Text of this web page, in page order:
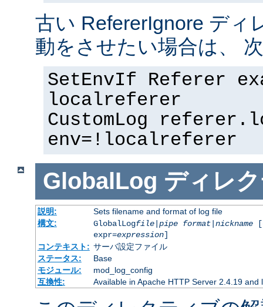
古い RefererIgnore ディ
動をさせたい場合は、
SetEnvIf Referer
localreferer
CustomLog
env=!localreferer
GlobalLog ディレ
説明:
Sets filename and format of log file
構文:
GlobalLogfile| pipe format| nickname
expr=expression]
コンテキスト: サーバ設定ファイル
ステータス:
Base
モジュール:
mod_log_config
互換性:
Available in Apache HTTP Server 2.4.19 and